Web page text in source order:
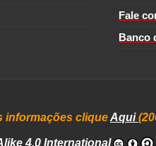
Fale
Banco
informações cliqueAqui
4.0 International